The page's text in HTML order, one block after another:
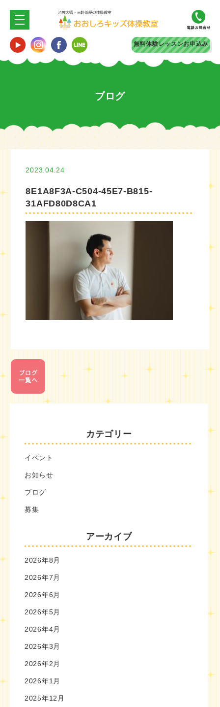
無料体験レッスンお申込み
ブログ
カテゴリー
イベント
お知らせ
ブログ
募集
アーカイブ
2026年8月
2026年7月
2026年6月
2026年5月
2026年4月
2026年3月
2026年2月
2026年1月
2025年12月
2023.04.24
8E1A8F3A-C504-45E7-B815-
31AFD80D8CA1